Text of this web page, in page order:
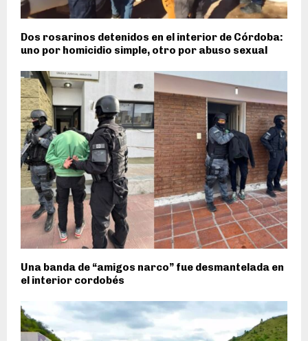
Dos rosarinos detenidos en el interior de Córdoba:
uno por homicidio simple, otro por abuso sexual
Una banda de “amigos narco” fue desmantelada en
el interior cordobés